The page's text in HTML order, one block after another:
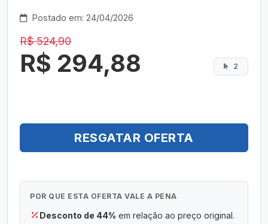
Postado em: 24/04/2026
R$ 524,90
R$ 294,88 2
RESGATAR OFERTA
POR QUE ESTA OFERTA VALE A PENA
Desconto de 44% em relação ao preço original.